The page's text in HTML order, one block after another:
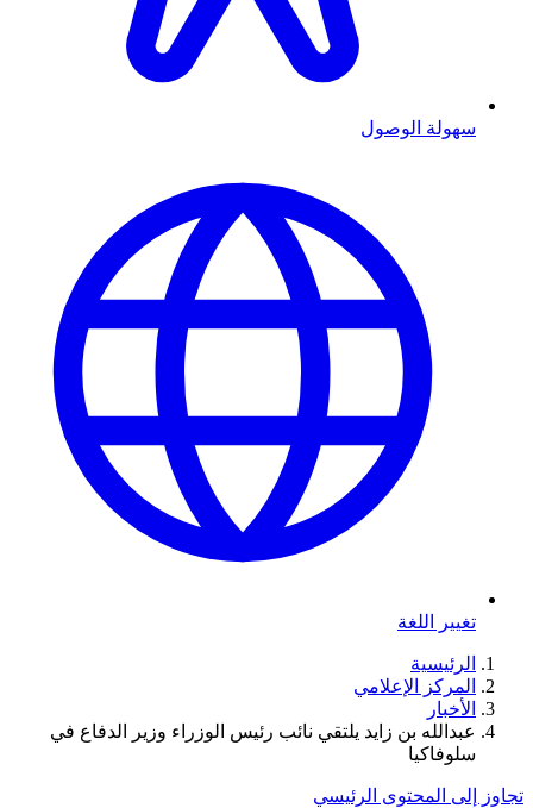
سهولة الوصول
تغيير اللغة
الرئيسية
المركز الإعلامي
الأخبار
عبدالله بن زايد يلتقي نائب رئيس الوزراء وزير الدفاع في
سلوفاكيا
تجاوز إلى المحتوى الرئيسي